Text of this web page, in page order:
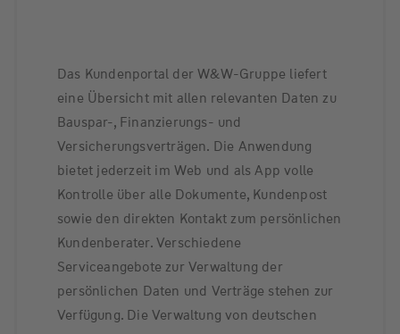
Das Kundenportal der W&W-Gruppe liefert
eine Übersicht mit allen relevanten Daten zu
Bauspar-, Finanzierungs- und
Versicherungsverträgen. Die Anwendung
bietet jederzeit im Web und als App volle
Kontrolle über alle Dokumente, Kundenpost
sowie den direkten Kontakt zum persönlichen
Kundenberater. Verschiedene
Serviceangebote zur Verwaltung der
persönlichen Daten und Verträge stehen zur
Verfügung. Die Verwaltung von deutschen